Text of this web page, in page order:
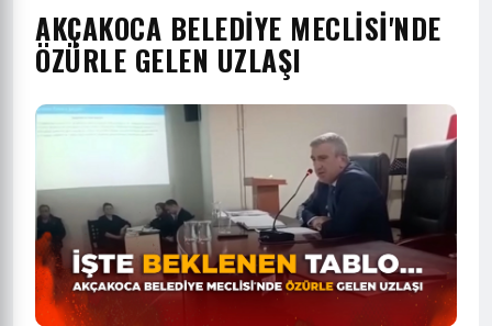
AKÇAKOCA BELEDİYE MECLİSİ'NDE
ÖZÜRLE GELEN UZLAŞI